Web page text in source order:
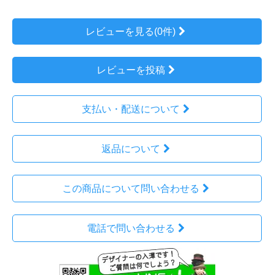
レビューを見る(0件)
レビューを投稿
支払い・配送について
返品について
この商品について問い合わせる
電話で問い合わせる